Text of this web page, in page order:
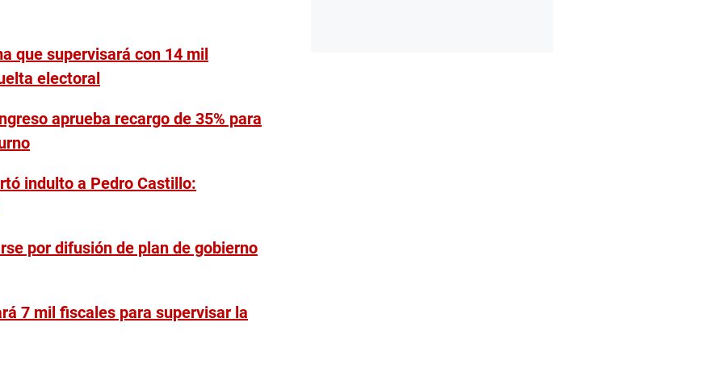
que supervisará con 14 mil
electoral
aprueba recargo de 35% para
indulto a Pedro Castillo:
por difusión de plan de gobierno
7 mil fiscales para supervisar la